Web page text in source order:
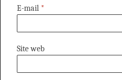
E-mail *
Site web